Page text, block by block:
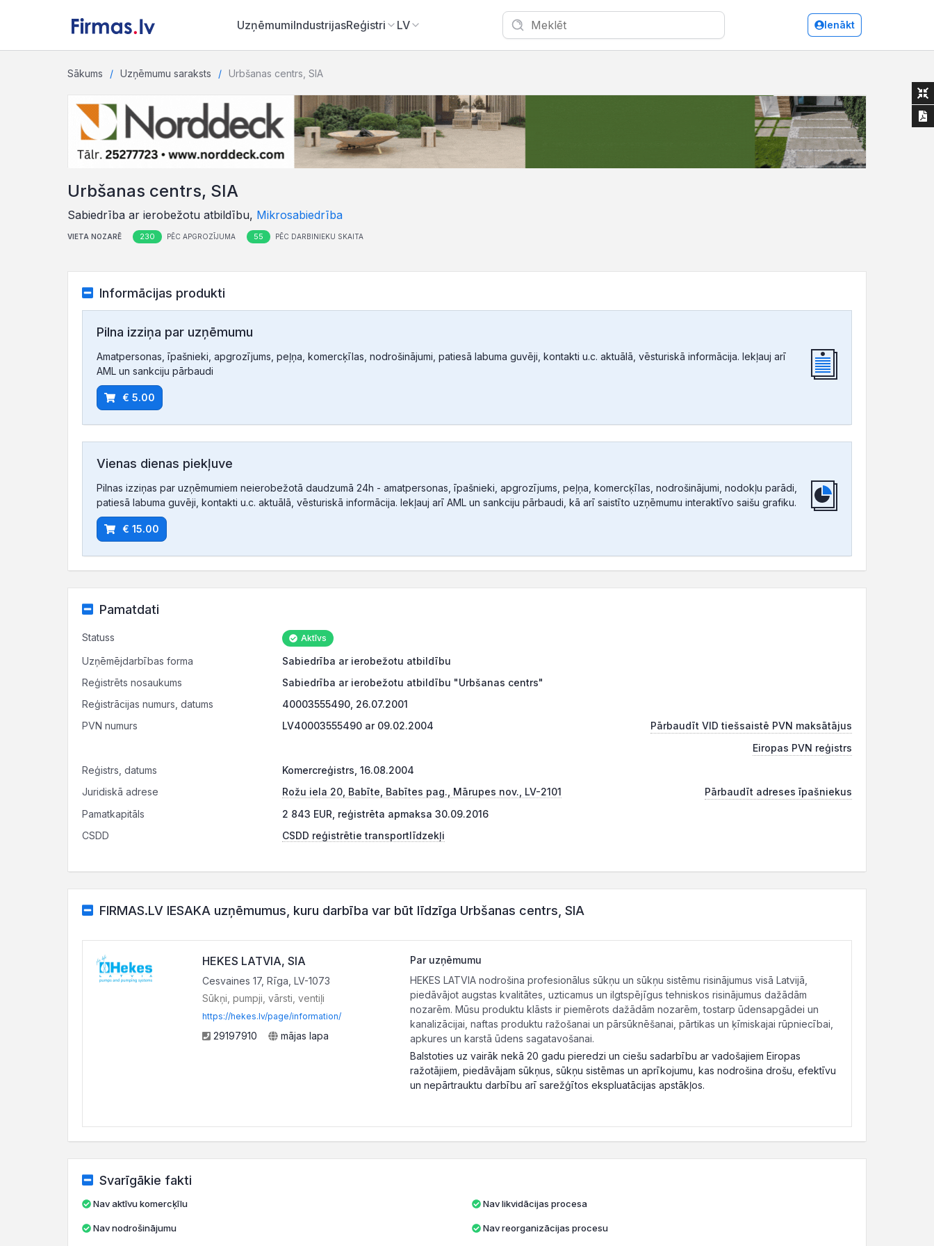
UzņēmumiIndustrijasReģistri LV Ienākt
Sākums Uzņēmumu saraksts Urbšanas centrs, SIA
Urbšanas centrs, SIA
Sabiedrība ar ierobežotu atbildību, Mikrosabiedrība
VIETA NOZARĒ 230 PĒC APGROZĪJUMA 55 PĒC DARBINIEKU SKAITA
Informācijas produkti
Pilna izziņa par uzņēmumu
Amatpersonas, īpašnieki, apgrozījums, peļņa, komercķīlas, nodrošinājumi, patiesā labuma guvēji, kontakti u.c. aktuālā, vēsturiskā informācija. Iekļauj arī
AML un sankciju pārbaudi
€ 5.00
Vienas dienas piekļuve
Pilnas izziņas par uzņēmumiem neierobežotā daudzumā 24h - amatpersonas, īpašnieki, apgrozījums, peļņa, komercķīlas, nodrošinājumi, nodokļu parādi,
patiesā labuma guvēji, kontakti u.c. aktuālā, vēsturiskā informācija. Iekļauj arī AML un sankciju pārbaudi, kā arī saistīto uzņēmumu interaktīvo saišu grafiku.
€ 15.00
Pamatdati
Statuss Aktīvs
Uzņēmējdarbības forma
Sabiedrība ar ierobežotu atbildību
Reģistrēts nosaukums
Sabiedrība ar ierobežotu atbildību "Urbšanas centrs"
Reģistrācijas numurs, datums
40003555490, 26.07.2001
PVN numurs
LV40003555490 ar 09.02.2004
Pārbaudīt VID tiešsaistē PVN maksātājus
Eiropas PVN reģistrs
Reģistrs, datums
Komercreģistrs, 16.08.2004
Juridiskā adrese
Rožu iela 20, Babīte, Babītes pag., Mārupes nov., LV-2101
Pārbaudīt adreses īpašniekus
Pamatkapitāls
2 843 EUR, reģistrēta apmaksa 30.09.2016
CSDD
CSDD reģistrētie transportlīdzekļi
FIRMAS.LV IESAKA uzņēmumus, kuru darbība var būt līdzīga Urbšanas centrs, SIA
HEKES LATVIA, SIA
Cesvaines 17, Rīga, LV-1073
Sūkņi, pumpji, vārsti, ventiļi
https://hekes.lv/page/information/
29197910 mājas lapa
Par uzņēmumu
HEKES LATVIA nodrošina profesionālus sūkņu un sūkņu sistēmu risinājumus visā Latvijā,
piedāvājot augstas kvalitātes, uzticamus un ilgtspējīgus tehniskos risinājumus dažādām
nozarēm. Mūsu produktu klāsts ir piemērots dažādām nozarēm, tostarp ūdensapgādei un
kanalizācijai, naftas produktu ražošanai un pārsūknēšanai, pārtikas un ķīmiskajai rūpniecībai,
apkures un karstā ūdens sagatavošanai.
Balstoties uz vairāk nekā 20 gadu pieredzi un ciešu sadarbību ar vadošajiem Eiropas
ražotājiem, piedāvājam sūkņus, sūkņu sistēmas un aprīkojumu, kas nodrošina drošu, efektīvu
un nepārtrauktu darbību arī sarežģītos ekspluatācijas apstākļos.
Svarīgākie fakti
Nav aktīvu komercķīlu
Nav nodrošinājumu
Nav likvidācijas procesa
Nav reorganizācijas procesu